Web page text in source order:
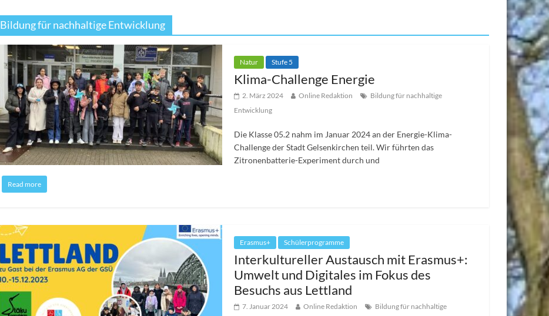
Bildung für nachhaltige Entwicklung
Natur Stufe 5
Klima-Challenge Energie
2. März 2024 Online Redaktion
Bildung für nachhaltige
Entwicklung
Die Klasse 05.2 nahm im Januar 2024 an der Energie-Klima-
Challenge der Stadt Gelsenkirchen teil. Wir führten das
Zitronenbatterie-Experiment durch und
Read more
Erasmus+ Schülerprogramme
Interkultureller Austausch mit Erasmus+:
Umwelt und Digitales im Fokus des
Besuchs aus Lettland
7. Januar 2024 Online Redaktion
Bildung für nachhaltige